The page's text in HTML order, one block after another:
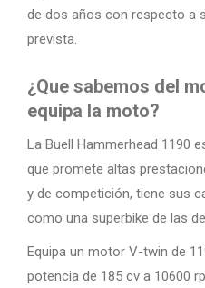
de dos años con respecto a
prevista.
¿Que sabemos del
equipa la moto?
La Buell Hammerhead 1190
que promete altas
y de competición, tiene sus
como una superbike de las
Equipa un motor V-twin de
potencia de 185 cv a 10600